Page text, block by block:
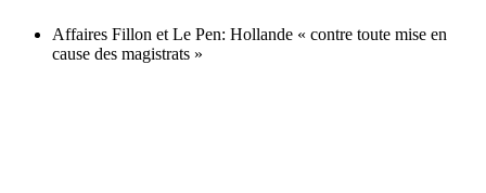
Affaires Fillon et Le Pen: Hollande « contre toute mise en
cause des magistrats »